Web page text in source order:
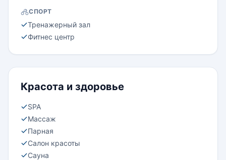
СПОРТ
Тренажерный зал
Фитнес центр
Красота и здоровье
SPA
Массаж
Парная
Салон красоты
Сауна